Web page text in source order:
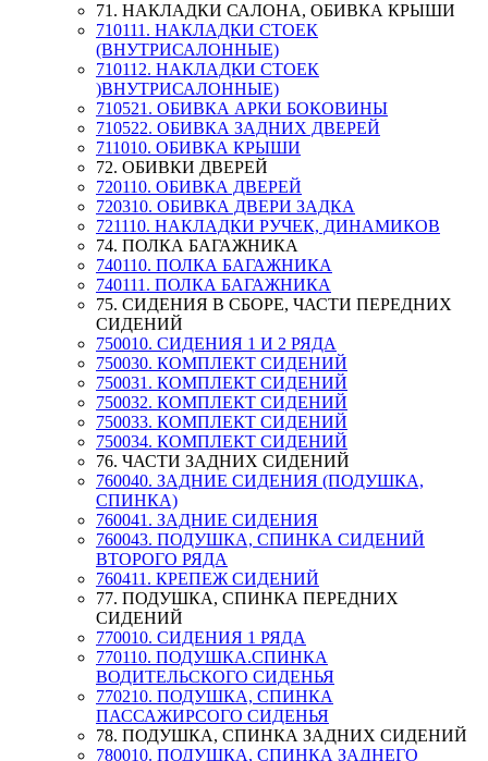
71. НАКЛАДКИ САЛОНА, ОБИВКА КРЫШИ
710111. НАКЛАДКИ СТОЕК
(ВНУТРИСАЛОННЫЕ)
710112. НАКЛАДКИ СТОЕК
)ВНУТРИСАЛОННЫЕ)
710521. ОБИВКА АРКИ БОКОВИНЫ
710522. ОБИВКА ЗАДНИХ ДВЕРЕЙ
711010. ОБИВКА КРЫШИ
72. ОБИВКИ ДВЕРЕЙ
720110. ОБИВКА ДВЕРЕЙ
720310. ОБИВКА ДВЕРИ ЗАДКА
721110. НАКЛАДКИ РУЧЕК, ДИНАМИКОВ
74. ПОЛКА БАГАЖНИКА
740110. ПОЛКА БАГАЖНИКА
740111. ПОЛКА БАГАЖНИКА
75. СИДЕНИЯ В СБОРЕ, ЧАСТИ ПЕРЕДНИХ
СИДЕНИЙ
750010. СИДЕНИЯ 1 И 2 РЯДА
750030. КОМПЛЕКТ СИДЕНИЙ
750031. КОМПЛЕКТ СИДЕНИЙ
750032. КОМПЛЕКТ СИДЕНИЙ
750033. КОМПЛЕКТ СИДЕНИЙ
750034. КОМПЛЕКТ СИДЕНИЙ
76. ЧАСТИ ЗАДНИХ СИДЕНИЙ
760040. ЗАДНИЕ СИДЕНИЯ (ПОДУШКА,
СПИНКА)
760041. ЗАДНИЕ СИДЕНИЯ
760043. ПОДУШКА, СПИНКА СИДЕНИЙ
ВТОРОГО РЯДА
760411. КРЕПЕЖ СИДЕНИЙ
77. ПОДУШКА, СПИНКА ПЕРЕДНИХ
СИДЕНИЙ
770010. СИДЕНИЯ 1 РЯДА
770110. ПОДУШКА.СПИНКА
ВОДИТЕЛЬСКОГО СИДЕНЬЯ
770210. ПОДУШКА, СПИНКА
ПАССАЖИРСОГО СИДЕНЬЯ
78. ПОДУШКА, СПИНКА ЗАДНИХ СИДЕНИЙ
780010. ПОДУШКА, СПИНКА ЗАДНЕГО